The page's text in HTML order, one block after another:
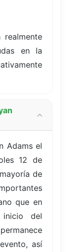
en la
Adams el
12 de
de
que en
del
así